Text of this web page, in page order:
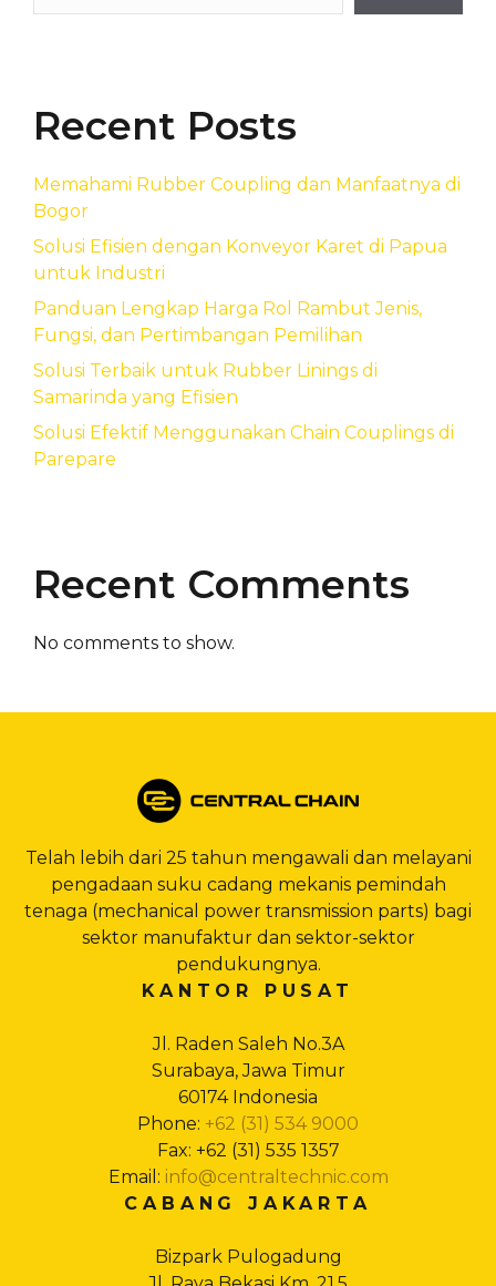
Recent Posts
Memahami Rubber Coupling dan Manfaatnya di
Bogor
Solusi Efisien dengan Konveyor Karet di Papua
untuk Industri
Panduan Lengkap Harga Rol Rambut Jenis,
Fungsi, dan Pertimbangan Pemilihan
Solusi Terbaik untuk Rubber Linings di
Samarinda yang Efisien
Solusi Efektif Menggunakan Chain Couplings di
Parepare
Recent Comments
No comments to show.
Telah lebih dari 25 tahun mengawali dan melayani
pengadaan suku cadang mekanis pemindah
tenaga (mechanical power transmission parts) bagi
sektor manufaktur dan sektor-sektor
pendukungnya.
KANTOR PUSAT
Jl. Raden Saleh No.3A
Surabaya, Jawa Timur
60174 Indonesia
Phone: +62 (31) 534 9000
Fax: +62 (31) 535 1357
Email: info@centraltechnic.com
CABANG JAKARTA
Bizpark Pulogadung